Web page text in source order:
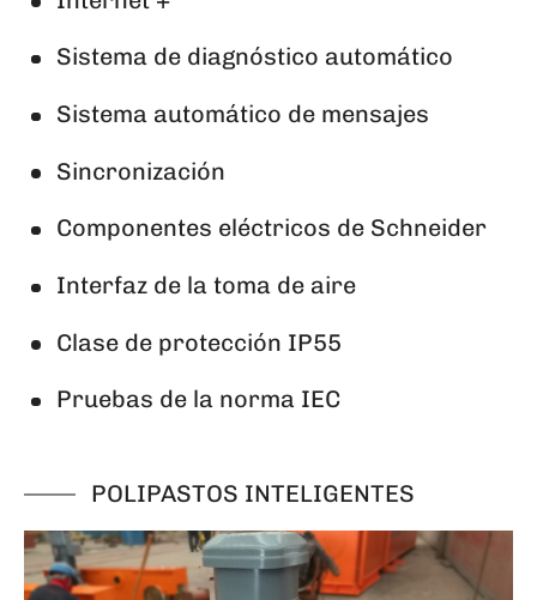
Sistema de diagnóstico automático
Sistema automático de mensajes
Sincronización
Componentes eléctricos de Schneider
Interfaz de la toma de aire
Clase de protección IP55
Pruebas de la norma IEC
POLIPASTOS INTELIGENTES